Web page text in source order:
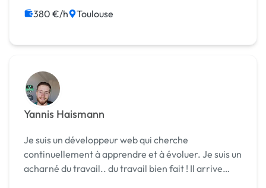
380 €/h Toulouse
Yannis Haismann
Je suis un développeur web qui cherche
continuellement à apprendre et à évoluer. Je suis un
acharné du travail.. du travail bien fait ! Il arrive